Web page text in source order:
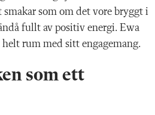
som om det vore bryggt i
fullt av positiv energi. Ewa
rum med sitt engagemang.
som ett